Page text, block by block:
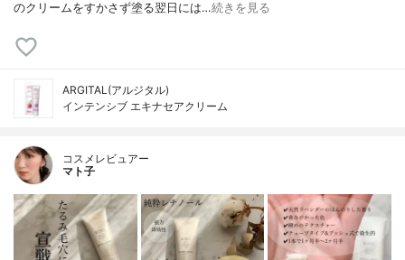
のクリームをすかさず塗る翌日には…続きを見る
ARGITAL(アルジタル)
インテンシブ エキナセアクリーム
コスメレビュアー
マト子